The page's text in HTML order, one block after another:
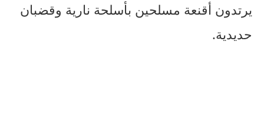
يرتدون أقنعة مسلحين بأسلحة نارية وقضبان
حديدية.